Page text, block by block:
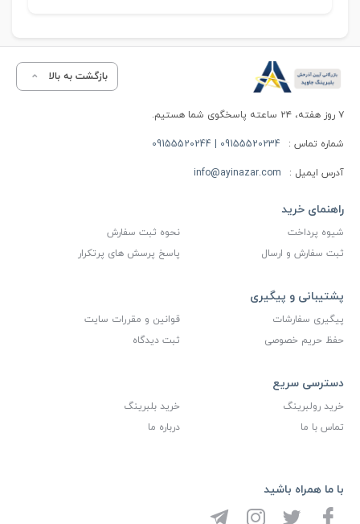
بازگشت به بالا
۷ روز هفته، ۲۴ ساعته پاسخگوی شما هستیم.
شماره تماس : 09155520234 | 09155520244
آدرس ایمیل : info@ayinazar.com
راهنمای خرید
شیوه پرداخت
نحوه ثبت سفارش
ثبت سفارش و ارسال
پاسخ پرسش های پرتکرار
پشتیبانی و پیگیری
پیگیری سفارشات
قوانین و مقررات سایت
حفظ حریم خصوصی
ثبت دیدگاه
دسترسی سریع
خرید رولبرینگ
خرید بلبرینگ
تماس با ما
درباره ما
با ما همراه باشید